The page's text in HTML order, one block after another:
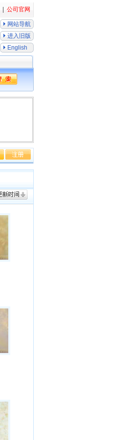
公司官网
网站导航
进入旧版
English